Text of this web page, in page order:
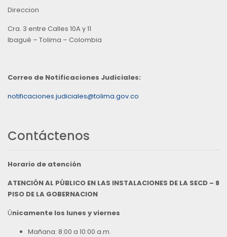
Direccion
Cra. 3 entre Calles 10A y 11
Ibagué – Tolima – Colombia
Correo de Notificaciones Judiciales:
notificaciones.judiciales@tolima.gov.co
Contáctenos
Horario de atención
ATENCIÓN AL PÚBLICO EN LAS INSTALACIONES DE LA SECD – 8
PISO DE LA GOBERNACION
Únicamente los lunes y viernes
Mañana: 8:00 a 10:00 a.m.